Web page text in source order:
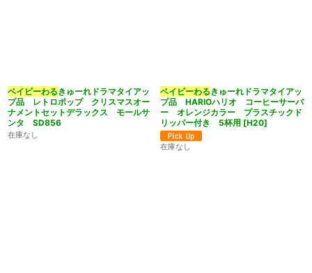
ベイビーわるきゅーれドラマタイアッ
プ品 レトロポップ クリスマスオー
ナメントセットデラックス モールサ
ンタ SD856
在庫なし
ベイビーわるきゅーれドラマタイアッ
プ品 HARIOハリオ コーヒーサーバ
ー オレンジカラー プラスチックド
リッパー付き 5杯用 [H20]
在庫なし